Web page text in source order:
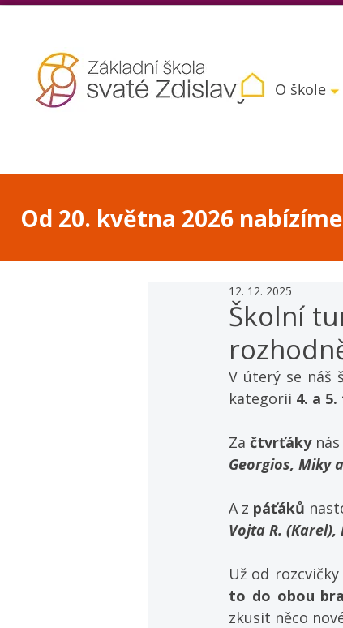
O škole
Od 20. května 2026
Školní
12. 12. 2025
V úterý se náš
kategorii 4. a
Za čtvrťáky
Georgios, Miky
A z páťáků
Vojta R.
Už od
to do obou
zkusit něco